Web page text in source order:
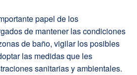
papel de los
de mantener las condiciones
de baño, vigilar los posibles
las medidas que les
sanitarias y ambientales.